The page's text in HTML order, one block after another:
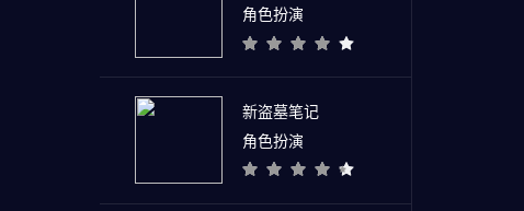
角色扮演
新盗墓笔记
角色扮演